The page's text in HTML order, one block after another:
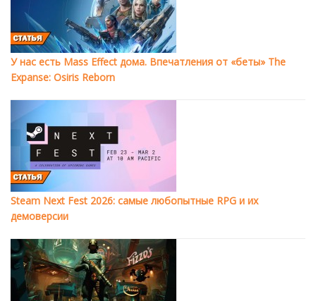
У нас есть Mass Effect дома. Впечатления от «беты» The
Expanse: Osiris Reborn
Steam Next Fest 2026: самые любопытные RPG и их
демоверсии